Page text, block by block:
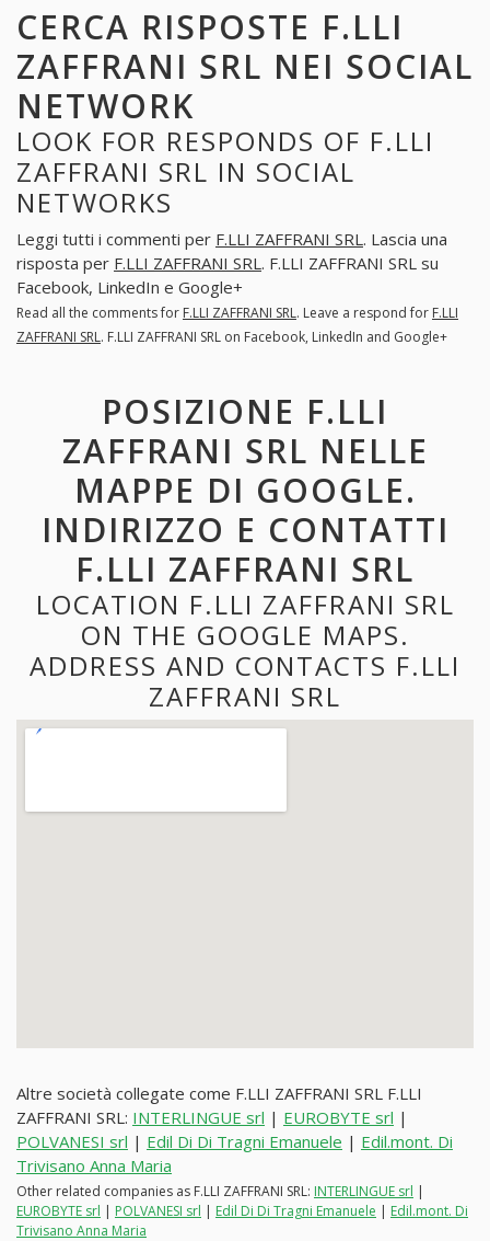
CERCA RISPOSTE F.LLI
ZAFFRANI SRL NEI SOCIAL
NETWORK
LOOK FOR RESPONDS OF F.LLI
ZAFFRANI SRL IN SOCIAL
NETWORKS
Leggi tutti i commenti per F.LLI ZAFFRANI SRL . Lascia una
risposta per F.LLI ZAFFRANI SRL . F.LLI ZAFFRANI SRL su
Facebook, LinkedIn e Google+
Read all the comments for F.LLI ZAFFRANI SRL. Leave a respond for F.LLI
ZAFFRANI SRL. F.LLI ZAFFRANI SRL on Facebook, LinkedIn and Google+
POSIZIONE F.LLI
ZAFFRANI SRL NELLE
MAPPE DI GOOGLE.
INDIRIZZO E CONTATTI
F.LLI ZAFFRANI SRL
LOCATION F.LLI ZAFFRANI SRL
ON THE GOOGLE MAPS.
ADDRESS AND CONTACTS F.LLI
ZAFFRANI SRL
Altre società collegate come F.LLI ZAFFRANI SRL F.LLI
ZAFFRANI SRL: INTERLINGUE srl | EUROBYTE srl |
POLVANESI srl | Edil Di Di Tragni Emanuele | Edil.mont. Di
Trivisano Anna Maria
Other related companies as F.LLI ZAFFRANI SRL: INTERLINGUE srl |
EUROBYTE srl | POLVANESI srl | Edil Di Di Tragni Emanuele | Edil.mont. Di
Trivisano Anna Maria